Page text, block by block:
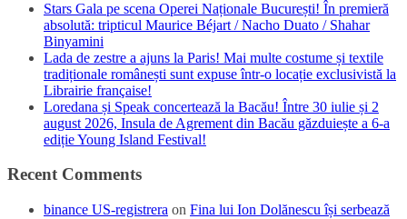
Stars Gala pe scena Operei Naționale București! În premieră
absolută: tripticul Maurice Béjart / Nacho Duato / Shahar
Binyamini
Lada de zestre a ajuns la Paris! Mai multe costume și textile
tradiționale românești sunt expuse într-o locație exclusivistă la
Librairie française!
Loredana și Speak concertează la Bacău! Între 30 iulie și 2
august 2026, Insula de Agrement din Bacău găzduiește a 6-a
ediție Young Island Festival!
Recent Comments
binance US-registrera on Fina lui Ion Dolănescu își serbează